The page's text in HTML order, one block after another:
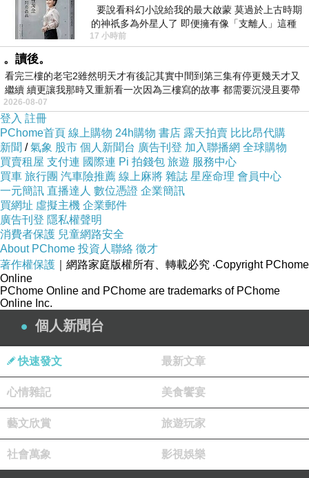
要說看科幻小說給我的最大啟蒙 莫過於上古時期
的神祇多為外星人了 即便擁有像「支離人」這種
驚世駭俗的神通法門 也未必讀
17 小時前
。讀後。
看完三樓的老宅2雖然明天才有後記其實中間到第三集有停更幾天才又
繼續 續更讓我那時又重新看一次因為三樓寫的故事 都需要沉浸且要帶
有
2026-08-07
登入 註冊
PChome首頁 線上購物 24h購物 書店 露天拍賣 比比昂代購
新聞 /氣象 股市 個人新聞台 廣告刊登 加入聯播網 全球購物
買賣租屋 支付連 國際連 Pi 拍錢包 旅遊 服務中心
買車 旅行團 汽車險推薦 線上麻將 雜誌 星座命理 會員中心
一元簡訊 直播達人 數位憑證 企業簡訊
買網址 虛擬主機 企業郵件
廣告刊登 隱私權聲明
消費者保護 兒童網路安全
About PChome 投資人聯絡 徵才
著作權保護 ｜網路家庭版權所有、轉載必究 ‧Copyright PChome
Online
PChome Online and PChome are trademarks of PChome
Online Inc.
個人新聞台
快速發文 最新文章
心情雜記 美食饗宴
藝文欣賞 旅遊玩家
社會萬象 影視娛樂